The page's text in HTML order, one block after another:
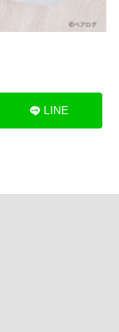
LINE